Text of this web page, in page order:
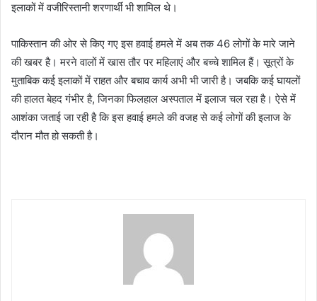
इलाकों में वजीरिस्तानी शरणार्थी भी शामिल थे।
पाकिस्तान की ओर से किए गए इस हवाई हमले में अब तक 46 लोगों के मारे जाने
की खबर है। मरने वालों में खास तौर पर महिलाएं और बच्चे शामिल हैं। सूत्रों के
मुताबिक कई इलाकों में राहत और बचाव कार्य अभी भी जारी है। जबकि कई घायलों
की हालत बेहद गंभीर है, जिनका फिलहाल अस्पताल में इलाज चल रहा है। ऐसे में
आशंका जताई जा रही है कि इस हवाई हमले की वजह से कई लोगों की इलाज के
दौरान मौत हो सकती है।